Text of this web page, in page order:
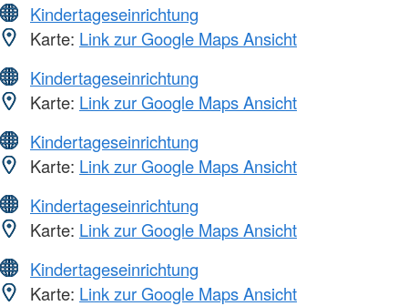
Kindertageseinrichtung
Karte: Link zur Google Maps Ansicht
Kindertageseinrichtung
Karte: Link zur Google Maps Ansicht
Kindertageseinrichtung
Karte: Link zur Google Maps Ansicht
Kindertageseinrichtung
Karte: Link zur Google Maps Ansicht
Kindertageseinrichtung
Karte: Link zur Google Maps Ansicht